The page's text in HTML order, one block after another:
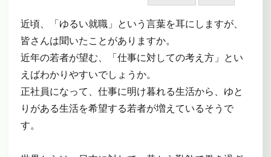
近頃、「ゆるい就職」という言葉を耳にしますが、
皆さんは聞いたことがありますか。
近年の若者が望む、「仕事に対しての考え方」とい
えばわかりやすいでしょうか。
正社員になって、仕事に明け暮れる生活から、ゆと
りがある生活を希望する若者が増えているそうで
す。